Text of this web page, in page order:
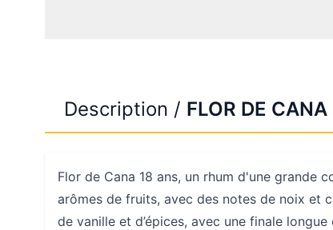
Description / FLOR DE
Flor de Cana 18 ans, un rhum d'une grande
arômes de fruits, avec des notes de noix et
de vanille et d’épices, avec une finale